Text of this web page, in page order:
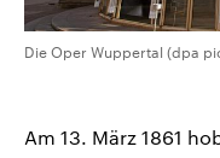
Die Oper Wuppertal (dpa
Am 13. März 1861